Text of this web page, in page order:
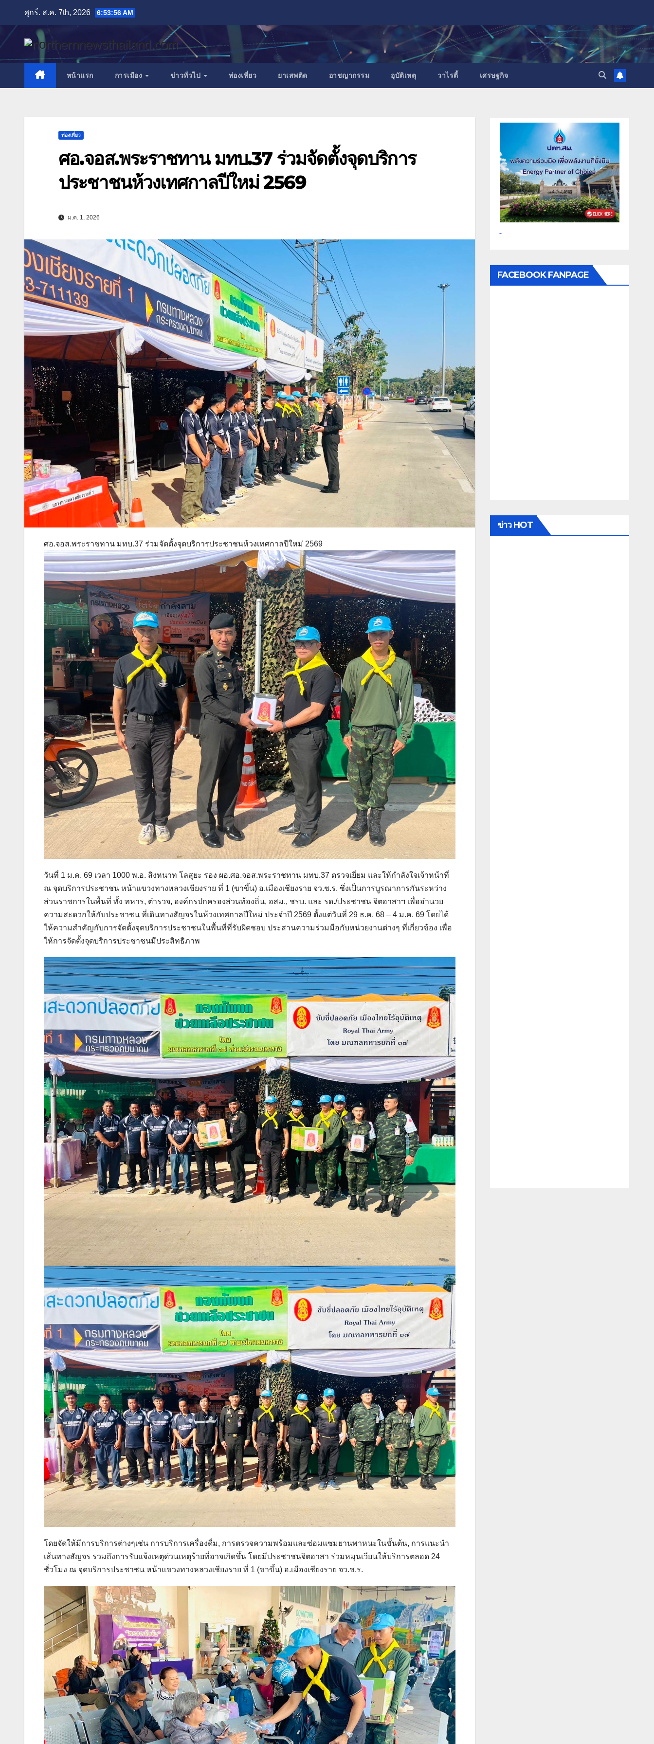
content
ศุกร์. ส.ค. 7th, 2026 6:53:58 AM
หน้าแรก การเมือง ข่าวทั่วไป ท่องเที่ยว ยาเสพติด อาชญากรรม อุบัติเหตุ วาไรตี้ เศรษฐกิจ
ท่องเที่ยว
ศอ.จอส.พระราชทาน มทบ.37 ร่วมจัดตั้งจุดบริการ
ประชาชนห้วงเทศกาลปีใหม่ 2569
ม.ค. 1, 2026
ศอ.จอส.พระราชทาน มทบ.37 ร่วมจัดตั้งจุดบริการประชาชนห้วงเทศกาลปีใหม่ 2569
วันที่ 1 ม.ค. 69 เวลา 1000 พ.อ. สิงหนาท โลสุยะ รอง ผอ.ศอ.จอส.พระราชทาน มทบ.37 ตรวจเยี่ยม และให้กำลังใจเจ้าหน้าที่
ณ จุดบริการประชาชน หน้าแขวงทางหลวงเชียงราย ที่ 1 (ขาขึ้น) อ.เมืองเชียงราย จว.ช.ร. ซึ่งเป็นการบูรณาการกันระหว่าง
ส่วนราชการในพื้นที่ ทั้ง ทหาร, ตำรวจ, องค์กรปกครองส่วนท้องถิ่น, อสม., ชรบ. และ รด./ประชาชน จิตอาสาฯ เพื่ออำนวย
ความสะดวกให้กับประชาชน ที่เดินทางสัญจรในห้วงเทศกาลปีใหม่ ประจำปี 2569 ตั้งแต่วันที่ 29 ธ.ค. 68 – 4 ม.ค. 69 โดยได้
ให้ความสำคัญกับการจัดตั้งจุดบริการประชาชนในพื้นที่ที่รับผิดชอบ ประสานความร่วมมือกับหน่วยงานต่างๆ ที่เกี่ยวข้อง เพื่อ
ให้การจัดตั้งจุดบริการประชาชนมีประสิทธิภาพ
โดยจัดให้มีการบริการต่างๆเช่น การบริการเครื่องดื่ม, การตรวจความพร้อมและซ่อมแซมยานพาหนะในขั้นต้น, การแนะนำ
เส้นทางสัญจร รวมถึงการรับแจ้งเหตุด่วนเหตุร้ายที่อาจเกิดขึ้น โดยมีประชาชนจิตอาสา ร่วมหมุนเวียนให้บริการตลอด 24
ชั่วโมง ณ จุดบริการประชาชน หน้าแขวงทางหลวงเชียงราย ที่ 1 (ขาขึ้น) อ.เมืองเชียงราย จว.ช.ร.
FACEBOOK FANPAGE
ข่าว HOT